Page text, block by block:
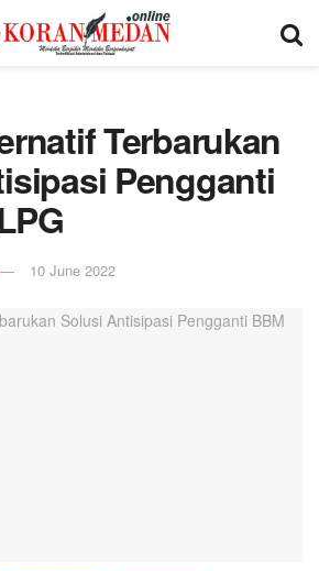
Terbarukan
Pengganti
10 June 2022